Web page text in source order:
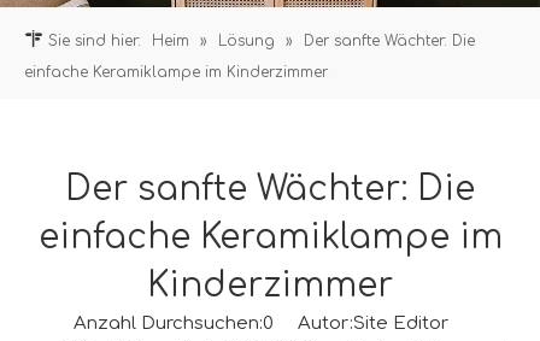
Sie sind hier: Heim » Lösung »
Der sanfte Wächter: Die
einfache Keramiklampe im Kinderzimmer
Der sanfte Wächter: Die
einfache Keramiklampe im
Kinderzimmer
Anzahl Durchsuchen:0 Autor:Site Editor